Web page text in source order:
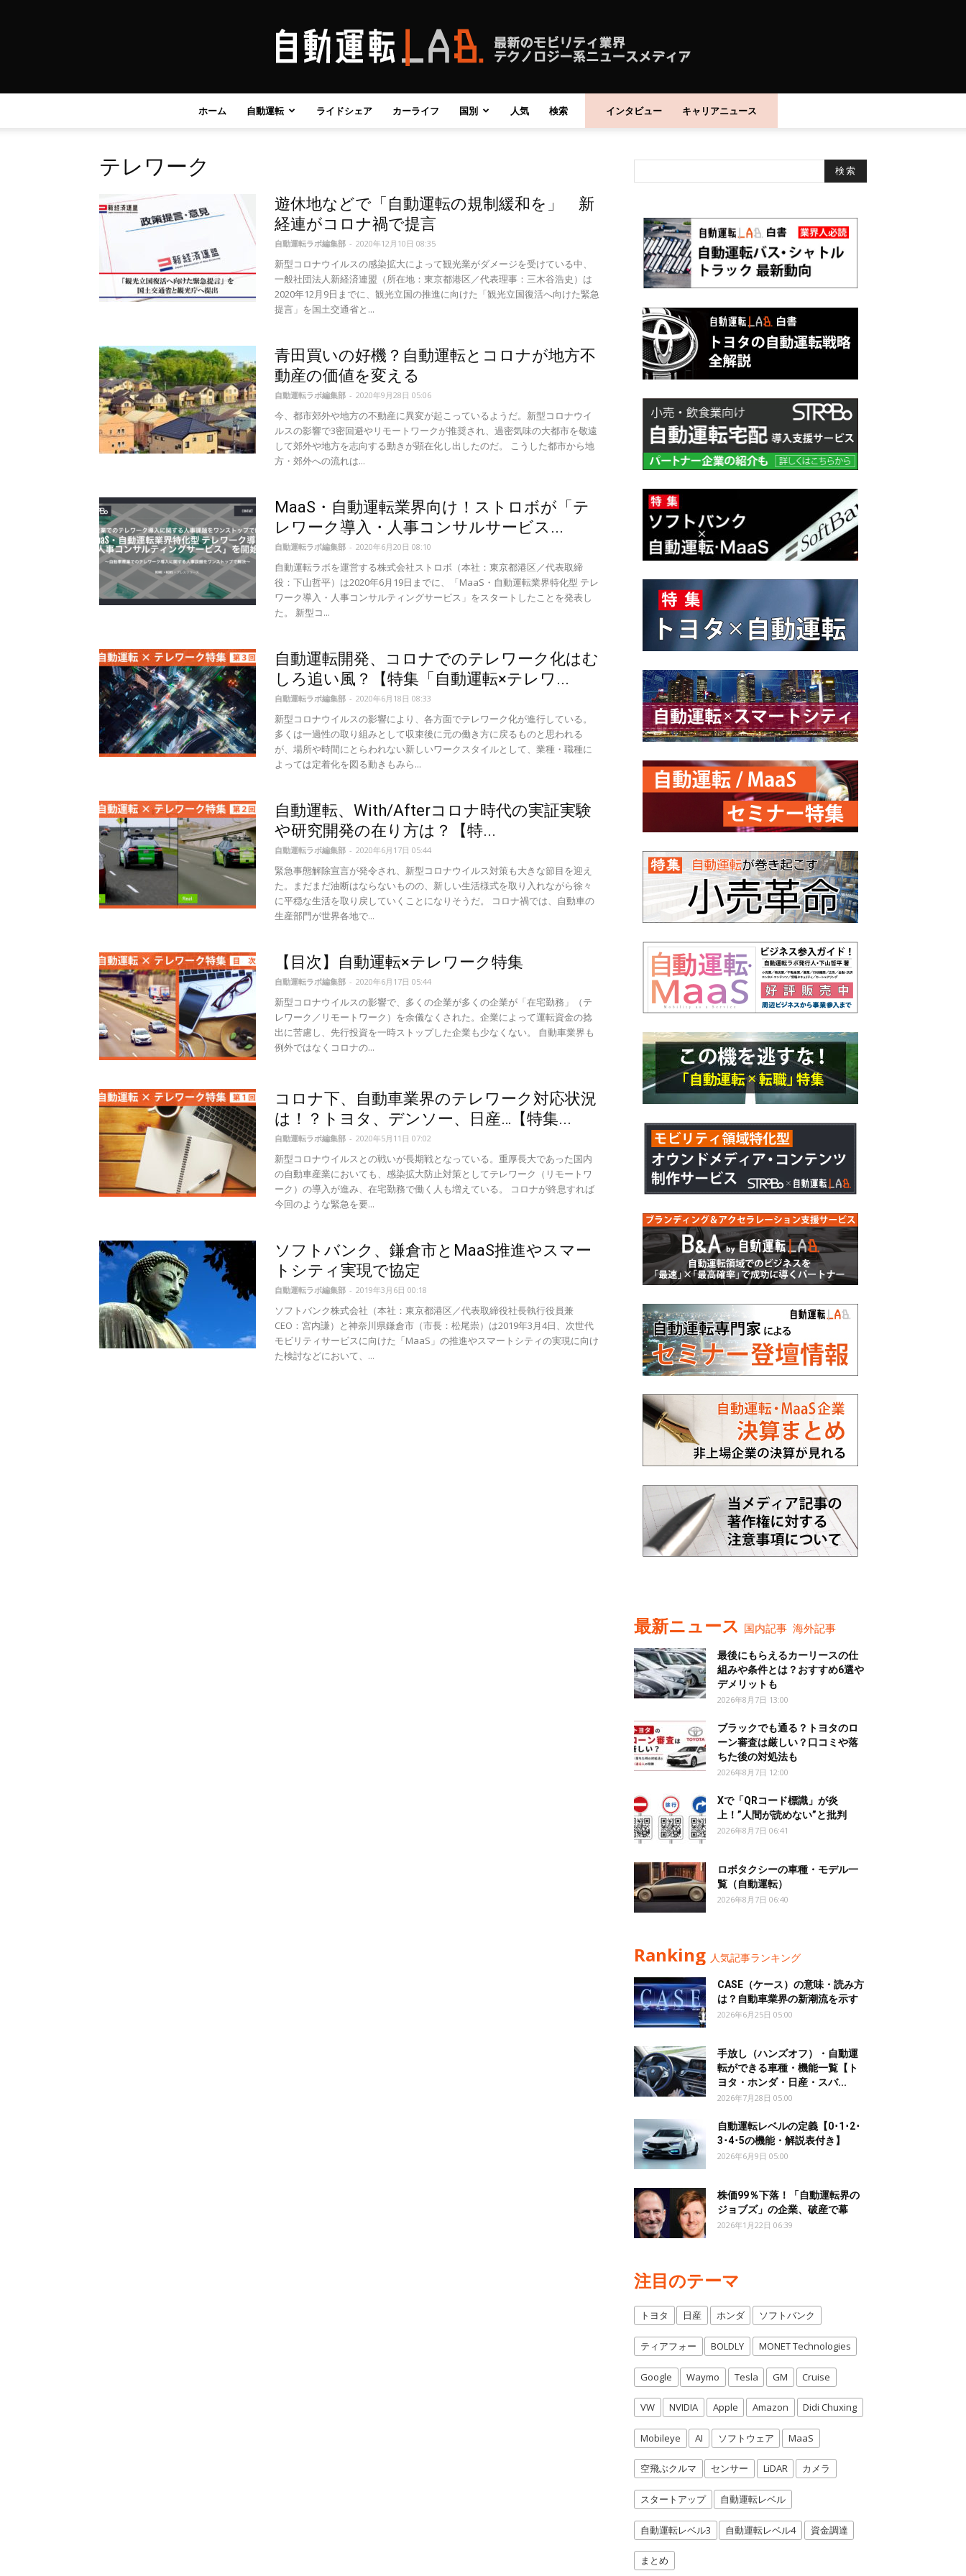
自
動
運
ボ
ホーム 自動運転 ライドシェア カーライフ 国別 人気 検索 インタビュー キャリアニュース
テレワーク
遊休地などで「自動運転の規制緩和を」 新
経連がコロナ禍で提言
自動運転ラボ編集部 - 2020年12月10日 08:35
新型コロナウイルスの感染拡大によって観光業がダメージを受けている中、
一般社団法人新経済連盟（所在地：東京都港区／代表理事：三木谷浩史）は
2020年12月9日までに、観光立国の推進に向けた「観光立国復活へ向けた緊急
提言」を国土交通省と...
青田買いの好機？自動運転とコロナが地方不
動産の価値を変える
自動運転ラボ編集部 - 2020年9月28日 05:06
今、都市郊外や地方の不動産に異変が起こっているようだ。新型コロナウイ
ルスの影響で3密回避やリモートワークが推奨され、過密気味の大都市を敬遠
して郊外や地方を志向する動きが顕在化し出したのだ。 こうした都市から地
方・郊外への流れは...
MaaS・自動運転業界向け！ストロボが「テ
レワーク導入・人事コンサルサービス...
自動運転ラボ編集部 - 2020年6月20日 08:10
自動運転ラボを運営する株式会社ストロボ（本社：東京都港区／代表取締
役：下山哲平）は2020年6月19日までに、「MaaS・自動運転業界特化型 テレ
ワーク導入・人事コンサルティングサービス」をスタートしたことを発表し
た。 新型コ...
自動運転開発、コロナでのテレワーク化はむ
しろ追い風？【特集「自動運転×テレワ...
自動運転ラボ編集部 - 2020年6月18日 08:33
新型コロナウイルスの影響により、各方面でテレワーク化が進行している。
多くは一過性の取り組みとして収束後に元の働き方に戻るものと思われる
が、場所や時間にとらわれない新しいワークスタイルとして、業種・職種に
よっては定着化を図る動きもみら...
自動運転、With/Afterコロナ時代の実証実験
や研究開発の在り方は？【特...
自動運転ラボ編集部 - 2020年6月17日 05:44
緊急事態解除宣言が発令され、新型コロナウイルス対策も大きな節目を迎え
た。まだまだ油断はならないものの、新しい生活様式を取り入れながら徐々
に平穏な生活を取り戻していくことになりそうだ。 コロナ禍では、自動車の
生産部門が世界各地で...
【目次】自動運転×テレワーク特集
自動運転ラボ編集部 - 2020年6月17日 05:44
新型コロナウイルスの影響で、多くの企業が多くの企業が「在宅勤務」（テ
レワーク／リモートワーク）を余儀なくされた。企業によって運転資金の捻
出に苦慮し、先行投資を一時ストップした企業も少なくない。 自動車業界も
例外ではなくコロナの...
コロナ下、自動車業界のテレワーク対応状況
は！？トヨタ、デンソー、日産…【特集...
自動運転ラボ編集部 - 2020年5月11日 07:02
新型コロナウイルスとの戦いが長期戦となっている。重厚長大であった国内
の自動車産業においても、感染拡大防止対策としてテレワーク（リモートワ
ーク）の導入が進み、在宅勤務で働く人も増えている。 コロナが終息すれば
今回のような緊急を要...
ソフトバンク、鎌倉市とMaaS推進やスマー
トシティ実現で協定
自動運転ラボ編集部 - 2019年3月6日 00:18
ソフトバンク株式会社（本社：東京都港区／代表取締役社長執行役員兼
CEO：宮内謙）と神奈川県鎌倉市（市長：松尾崇）は2019年3月4日、次世代
モビリティサービスに向けた「MaaS」の推進やスマートシティの実現に向け
た検討などにおいて、...
最新ニュース 国内記事 海外記事
最後にもらえるカーリースの仕
組みや条件とは？おすすめ6選や
デメリットも
2026年8月7日 13:00
ブラックでも通る？トヨタのロ
ーン審査は厳しい？口コミや落
ちた後の対処法も
2026年8月7日 12:00
Xで「QRコード標識」が炎
上！”人間が読めない”と批判
2026年8月7日 06:41
ロボタクシーの車種・モデル一
覧（自動運転）
2026年8月7日 06:40
Ranking 人気記事ランキング
CASE（ケース）の意味・読み方
は？自動車業界の新潮流を示す
2026年6月25日 05:00
手放し（ハンズオフ）・自動運
転ができる車種・機能一覧【ト
ヨタ・ホンダ・日産・スバ...
2026年7月28日 05:00
自動運転レベルの定義【0･1･2･
3･4･5の機能・解説表付き】
2026年6月9日 05:00
株価99％下落！「自動運転界の
ジョブズ」の企業、破産で幕
2026年1月22日 06:39
注目のテーマ
トヨタ 日産 ホンダ ソフトバンク
ティアフォー BOLDLY MONET Technologies
Google Waymo Tesla GM Cruise
VW NVIDIA Apple Amazon Didi Chuxing
Mobileye AI ソフトウェア MaaS
空飛ぶクルマ センサー LiDAR カメラ
スタートアップ 自動運転レベル
自動運転レベル3 自動運転レベル4 資金調達
まとめ